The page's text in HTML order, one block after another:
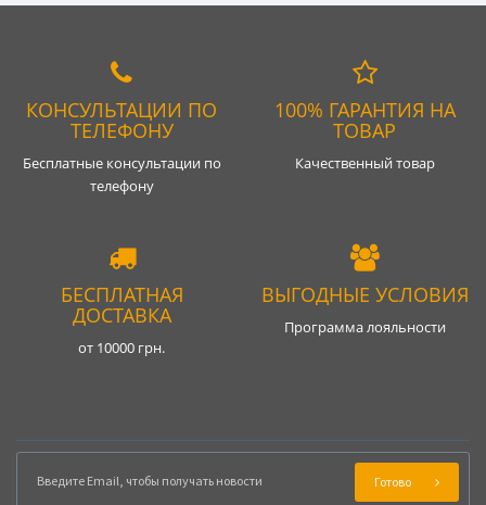
КОНСУЛЬТАЦИИ ПО
ТЕЛЕФОНУ
Бесплатные консультации по
телефону
100% ГАРАНТИЯ НА
ТОВАР
Качественный товар
БЕСПЛАТНАЯ
ДОСТАВКА
от 10000 грн.
ВЫГОДНЫЕ УСЛОВИЯ
Программа лояльности
Готово